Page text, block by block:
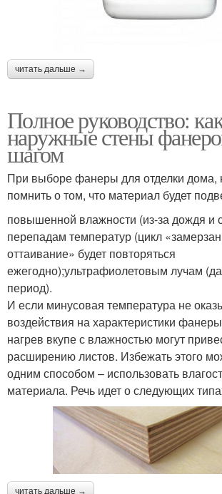
читать дальше →
Полное руководство:
наружные стены
шагом
При выборе фанеры для отделки дома,
помнить о том, что материал будет
повышенной влажности (из-за дождя и
перепадам температур (цикл
оттаивание» будет повторяться
ежегодно);ультрафиолетовым лучам
период).
И если минусовая температура не
воздействия на характеристики
нагрев вкупе с влажностью могут
расширению листов. Избежать этого
одним способом – использовать
материала. Речь идет о следующих
читать дальше →